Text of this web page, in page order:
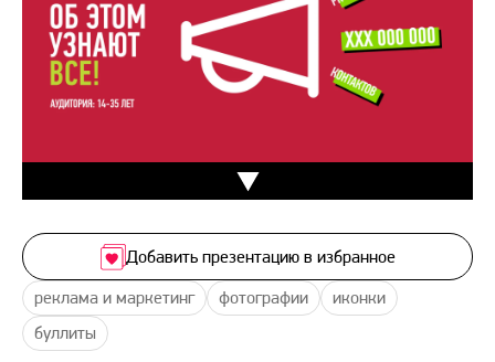
реклама и маркетинг фотографии
иконки
буллиты
Добавить презентацию в избранное